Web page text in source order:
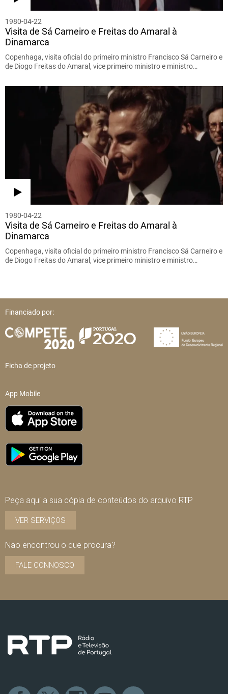
1980-04-22
Visita de Sá Carneiro e Freitas do Amaral à
Dinamarca
Copenhaga, visita oficial do primeiro ministro Francisco Sá Carneiro e
de Diogo Freitas do Amaral, vice primeiro ministro e ministro…
1980-04-22
Visita de Sá Carneiro e Freitas do Amaral à
Dinamarca
Copenhaga, visita oficial do primeiro ministro Francisco Sá Carneiro e
de Diogo Freitas do Amaral, vice primeiro ministro e ministro…
Financiado por:
Ficha de projeto
App Mobile
Peça aqui a sua cópia de conteúdos do arquivo RTP
VER SERVIÇOS
Não encontrou o que procura?
FALE CONNOSCO